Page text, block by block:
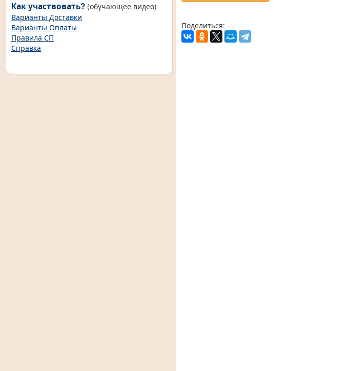
Как участвовать? (обучающее видео)
Варианты Доставки
Варианты Оплаты
Правила СП
Справка
Поделиться: